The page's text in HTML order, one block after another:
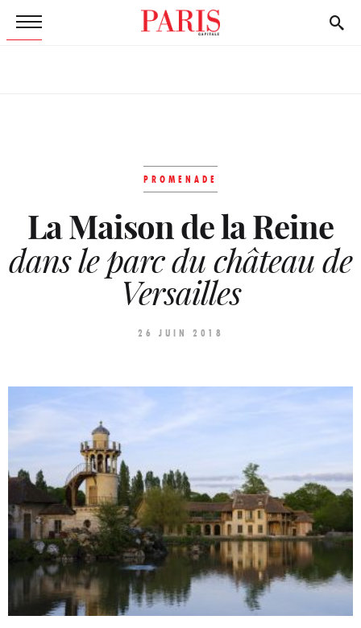
PROMENADE
La Maison de la Reine
dans le parc du château de
Versailles
26 JUIN 2018